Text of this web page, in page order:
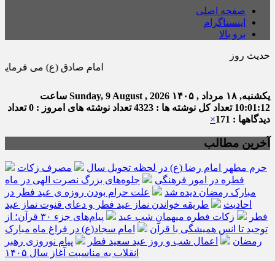
صفحه اصلی
اینستاگرام
برو بالا
حدیث روز
امام صادق (ع) می فرماید : هر
یکشنبه, ۱۸ مرداد , ۱۴۰۵ Sunday, 9 August , 2026 ساعت
10:01:12 تعداد کل نوشته ها : 4323 تعداد نوشته های امروز : 0
تعداد
دیدگاهها : 171
×
آخرین مطالب
حرم مطهر امام رضا (ع) در لحظه تحویل سال
مصرف زکات
فطره در امور فرهنگی
جلوه‌های بزرگ نصرت الهی در ماه
مبارک رمضان دیده شد
علت حرام بودن روزه ی عید فطر در
احادیث
طریقه خواندن نماز عید فطر و دعای قنوت نماز عید
فطر
زکات فطره میهمانِ شب عید
پیام‌های جزء ۳۰ قرآن؛ از
توحید تا انس همیشگی با قرآن
امام سجاد(ع) در فراغ ماه مبارک
رمضان
اعمال شب و روز عید سعید فطر
پیام نوروزی رهبر
انقلاب به مناسبت آغاز سال ۱۴۰۵